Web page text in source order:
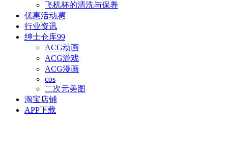
飞机杯的清洗与保养
优惠活动惠
行业资讯
绅士仓库99
ACG动画
ACG游戏
ACG漫画
cos
二次元美图
淘宝店铺
APP下载